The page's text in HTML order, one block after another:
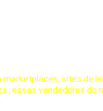
marketplaces, sites de
, esses vendedores do